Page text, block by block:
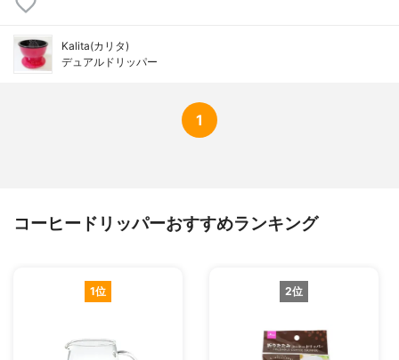
Kalita(カリタ)
デュアルドリッパー
1
コーヒードリッパーおすすめランキング
1位 2位